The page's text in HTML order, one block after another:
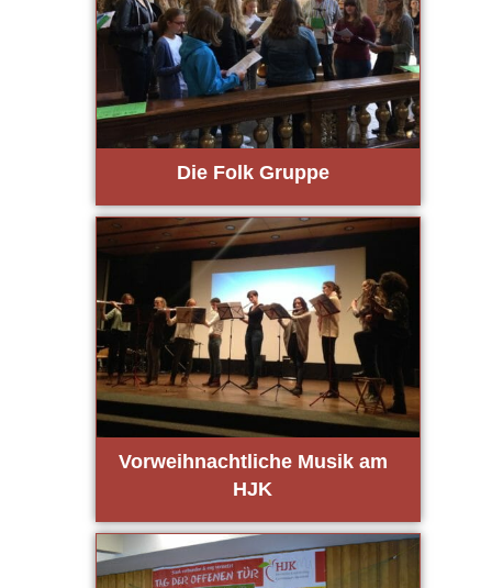
Die Folk Grup­pe
Vor­weih­nacht­li­che Musik am
HJK